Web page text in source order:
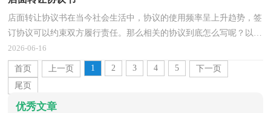
店面转让协议书在当今社会生活中，协议的使用频率呈上升趋势，签
订协议可以约束双方履行责任。那么相关的协议到底怎么写呢？以下
是小编收集整理的店面转让协议书，供大家参考借鉴，希...
2026-06-16
首页 上一页 1 2 3 4 5
下一页
尾页
优秀文章